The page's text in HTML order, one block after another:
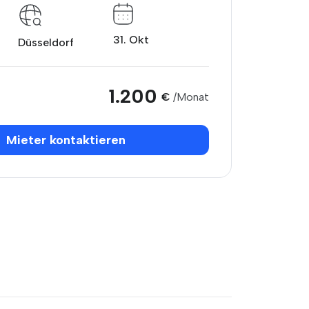
Düsseldorf 31. Okt
1.200 € /Monat
Mieter kontaktieren